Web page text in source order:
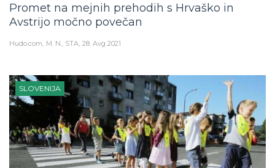
Promet na mejnih prehodih s Hrvaško in
Avstrijo močno povečan
Hudo.com M. N., STA 28. Avg 2021
SLOVENIJA